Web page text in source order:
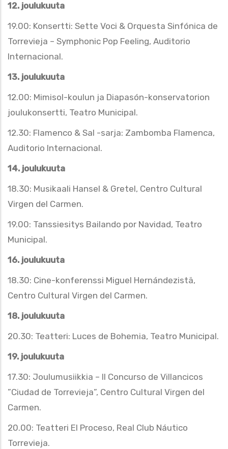
12. joulukuuta
19.00: Konsertti: Sette Voci & Orquesta Sinfónica de
Torrevieja – Symphonic Pop Feeling, Auditorio
Internacional.
13. joulukuuta
12.00: Mimisol-koulun ja Diapasón-konservatorion
joulukonsertti, Teatro Municipal.
12.30: Flamenco & Sal -sarja: Zambomba Flamenca,
Auditorio Internacional.
14. joulukuuta
18.30: Musikaali Hansel & Gretel, Centro Cultural
Virgen del Carmen.
19.00: Tanssiesitys Bailando por Navidad, Teatro
Municipal.
16. joulukuuta
18.30: Cine-konferenssi Miguel Hernándezistä,
Centro Cultural Virgen del Carmen.
18. joulukuuta
20.30: Teatteri: Luces de Bohemia, Teatro Municipal.
19. joulukuuta
17.30: Joulumusiikkia – II Concurso de Villancicos
”Ciudad de Torrevieja”, Centro Cultural Virgen del
Carmen.
20.00: Teatteri El Proceso, Real Club Náutico
Torrevieja.